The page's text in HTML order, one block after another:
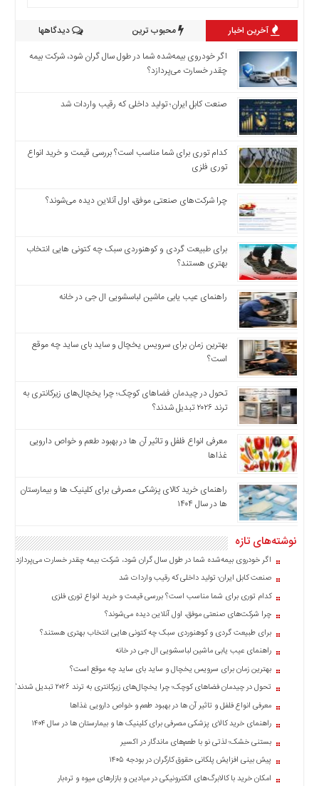
اخبار
اخبار
المللی
اخبار
اقتصادی
جدید
اخبار
حوادث
اخبار
سیاسی
اخبار
فرهنگی
دسترسی
سریع
صفحه
اصلی
اخبار
اخبار
ایران
اخبار
المللی
اخبار
اقتصادی
جدید
آخرین اخبار محبوب ترین
دیدگاهها
اگر خودروی بیمه‌شده شما در طول سال گران شود، شرکت بیمه
چقدر خسارت می‌پردازد؟
صنعت کابل ایران؛ تولید داخلی که رقیب واردات شد
کدام توری برای شما مناسب است؟ بررسی قیمت و خرید انواع
توری فلزی
چرا شرکت‌های صنعتی موفق، اول آنلاین دیده می‌شوند؟
برای طبیعت گردی و کوهنوردی سبک چه کتونی هایی انتخاب
بهتری هستند؟
راهنمای عیب یابی ماشین لباسشویی ال جی در خانه
بهترین زمان برای سرویس یخچال و ساید بای ساید چه موقع
است؟
تحول در چیدمان فضاهای کوچک؛ چرا یخچال‌های زیرکانتری به
ترند ۲۰۲۶ تبدیل شدند؟
معرفی انواع فلفل و تاثیر آن ‌ها در بهبود طعم و خواص دارویی
غذاها
راهنمای خرید کالای پزشکی مصرفی برای کلینیک ها و بیمارستان
ها در سال ۱۴۰۴
نوشته‌های تازه
اگر خودروی بیمه‌شده شما در طول سال گران شود، شرکت بیمه چقدر خسارت می‌پردازد؟
صنعت کابل ایران؛ تولید داخلی که رقیب واردات شد
کدام توری برای شما مناسب است؟ بررسی قیمت و خرید انواع توری فلزی
چرا شرکت‌های صنعتی موفق، اول آنلاین دیده می‌شوند؟
برای طبیعت گردی و کوهنوردی سبک چه کتونی هایی انتخاب بهتری هستند؟
راهنمای عیب یابی ماشین لباسشویی ال جی در خانه
بهترین زمان برای سرویس یخچال و ساید بای ساید چه موقع است؟
تحول در چیدمان فضاهای کوچک؛ چرا یخچال‌های زیرکانتری به ترند ۲۰۲۶ تبدیل شدند؟
معرفی انواع فلفل و تاثیر آن ‌ها در بهبود طعم و خواص دارویی غذاها
راهنمای خرید کالای پزشکی مصرفی برای کلینیک ها و بیمارستان ها در سال ۱۴۰۴
بستنی خشک؛ لذتی نو با طعم‌های ماندگار در اکسیر
پیش بینی افزایش پلکانی حقوق کارگران در بودجه ۱۴۰۵
امکان خرید با کالابرگ‌های الکترونیکی در میادین و بازارهای میوه و تره‌بار